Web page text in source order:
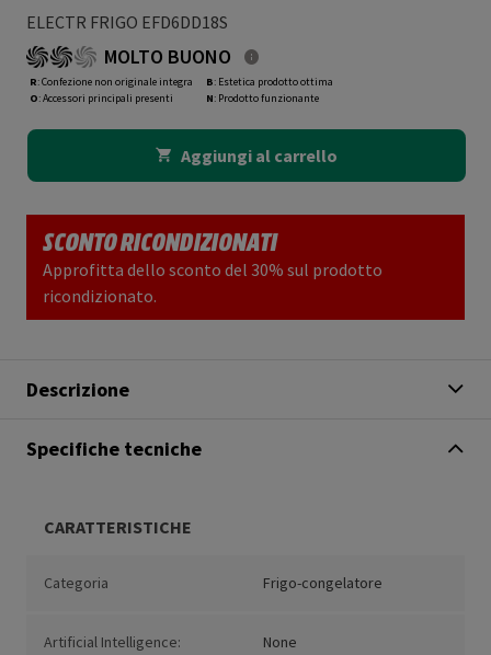
ELECTR FRIGO EFD6DD18S
MOLTO BUONO
R: Confezione non originale integra
O: Accessori principali presenti
B: Estetica prodotto ottima
N: Prodotto funzionante
Aggiungi al carrello
SCONTO RICONDIZIONATI
Approfitta dello sconto del 30% sul prodotto
ricondizionato.
Descrizione
Specifiche tecniche
CARATTERISTICHE
Categoria Frigo-congelatore
Artificial Intelligence: None